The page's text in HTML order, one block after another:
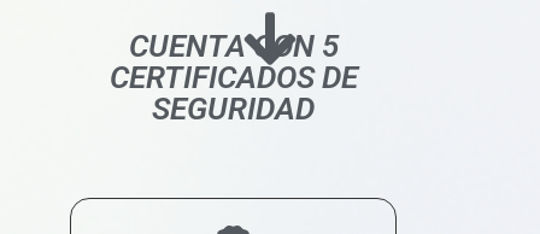
CUENTA CON 5
CERTIFICADOS DE
SEGURIDAD